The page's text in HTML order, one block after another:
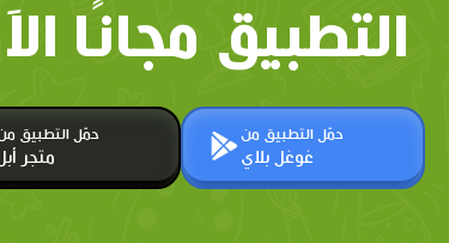
التطبيق مجانًا
حمّل التطبيق
متجر
حمّل التطبيق من
غوغل بلاي